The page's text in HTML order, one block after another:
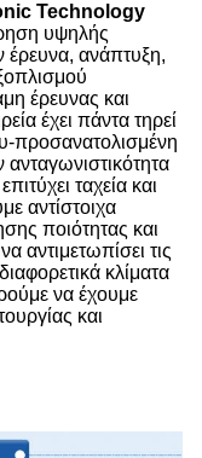
Technology
υψηλής
έρευνα, ανάπτυξη,
έρευνας και
έχει πάντα τηρεί
προσανατολισμένη
ανταγωνιστικότητα
ταχεία και
αντίστοιχα
ποιότητας και
αντιμετωπίσει τις
κλίματα
να έχουμε
και